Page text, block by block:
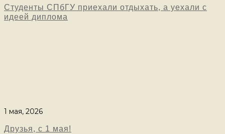
Студенты СПбГУ приехали отдыхать, а уехали с
идеей диплома
1 мая, 2026
Друзья, с 1 мая!